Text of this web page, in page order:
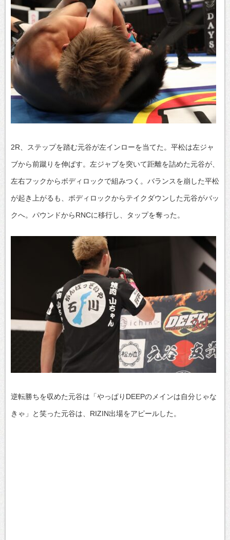
2R、ステップを踏む元谷が左インローを当てた。平松は左ジャ
ブから前蹴りを伸ばす。左ジャブを突いて距離を詰めた元谷が、
左右フックからボディロックで組みつく。バランスを崩した平松
が起き上がるも、ボディロックからテイクダウンした元谷がバッ
クへ。パウンドからRNCに移行し、タップを奪った。
逆転勝ちを収めた元谷は「やっぱりDEEPのメインは自分じゃな
きゃ」と笑った元谷は、RIZIN出場をアピールした。